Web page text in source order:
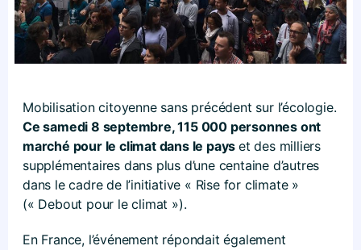
Mobilisation citoyenne sans précédent sur l’écologie.
Ce samedi 8 septembre, 115 000 personnes ont
marché pour le climat dans le payset des milliers
supplémentaires dans plus d’une centaine d’autres
dans le cadre de l’initiative « Rise for climate »
(« Debout pour le climat »).
En France, l’événement répondait également